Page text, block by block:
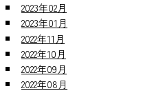
2023年02月
2023年01月
2022年11月
2022年10月
2022年09月
2022年08月